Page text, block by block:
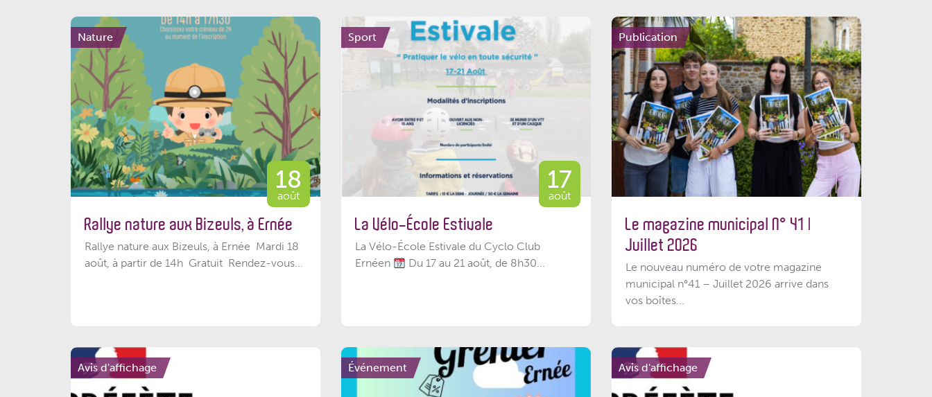
Nature
18
août
Rallye nature aux Bizeuls, à Ernée
Rallye nature aux Bizeuls, à Ernée Mardi 18
août, à partir de 14h Gratuit Rendez-vous...
Sport
17
août
La Vélo-École Estivale
La Vélo-École Estivale du Cyclo Club
Ernéen
Du 17 au 21 août, de 8h30...
Publication
Le magazine municipal N° 41 |
Juillet 2026
Le nouveau numéro de votre magazine
municipal n°41 – Juillet 2026 arrive dans
vos boîtes...
Avis d'affichage Événement Avis d'affichage